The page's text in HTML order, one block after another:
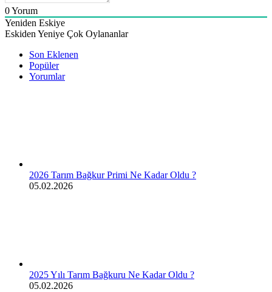
0Yorum
Yeniden Eskiye
Eskiden Yeniye Çok Oylananlar
Son Eklenen
Popüler
Yorumlar
2026 Tarım Bağkur Primi Ne Kadar Oldu ?
05.02.2026
2025 Yılı Tarım Bağkuru Ne Kadar Oldu ?
05.02.2026